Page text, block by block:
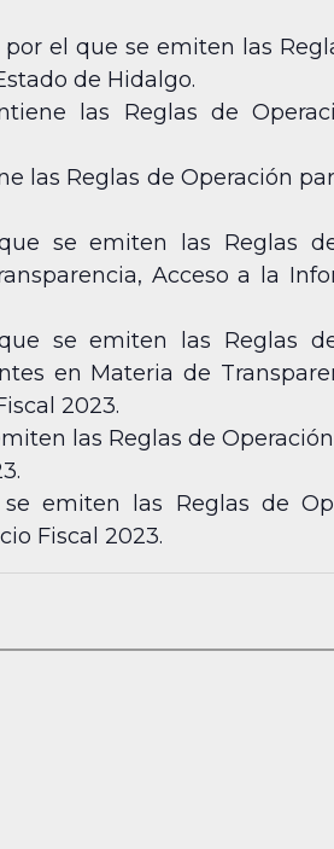
el que se emiten las
de Hidalgo.
las Reglas de
las Reglas de Operación
se emiten las Reglas
Acceso a la
se emiten las Reglas
en Materia de
2023.
las Reglas de
emiten las Reglas de
Fiscal 2023.